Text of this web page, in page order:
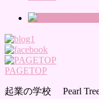
PAGETOP
起業の学校 Pearl